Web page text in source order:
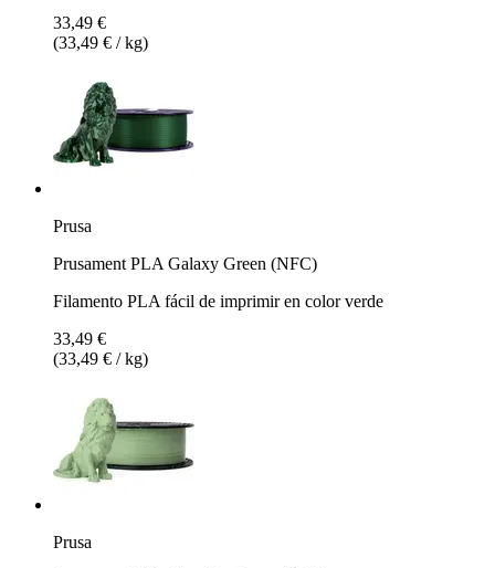
33,49 €
(33,49 € / kg)
Prusa
Prusament PLA Galaxy Green (NFC)
Filamento PLA fácil de imprimir en color verde
33,49 €
(33,49 € / kg)
Prusa